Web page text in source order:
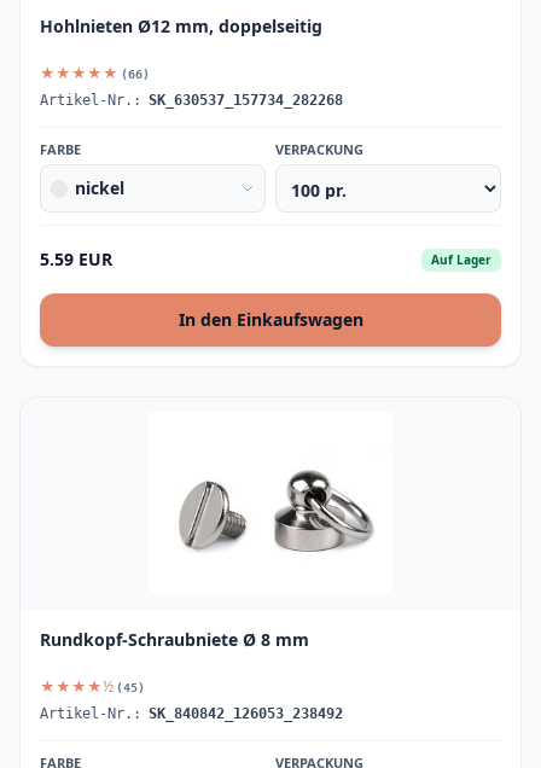
Hohlnieten Ø12 mm, doppelseitig
★★★★★ (66)
Artikel-Nr.: SK_630537_157734_282268
FARBE
nickel
VERPACKUNG
5.59 EUR Auf Lager
In den Einkaufswagen
Rundkopf-Schraubniete Ø 8 mm
★★★★½ (45)
Artikel-Nr.: SK_840842_126053_238492
FARBE VERPACKUNG